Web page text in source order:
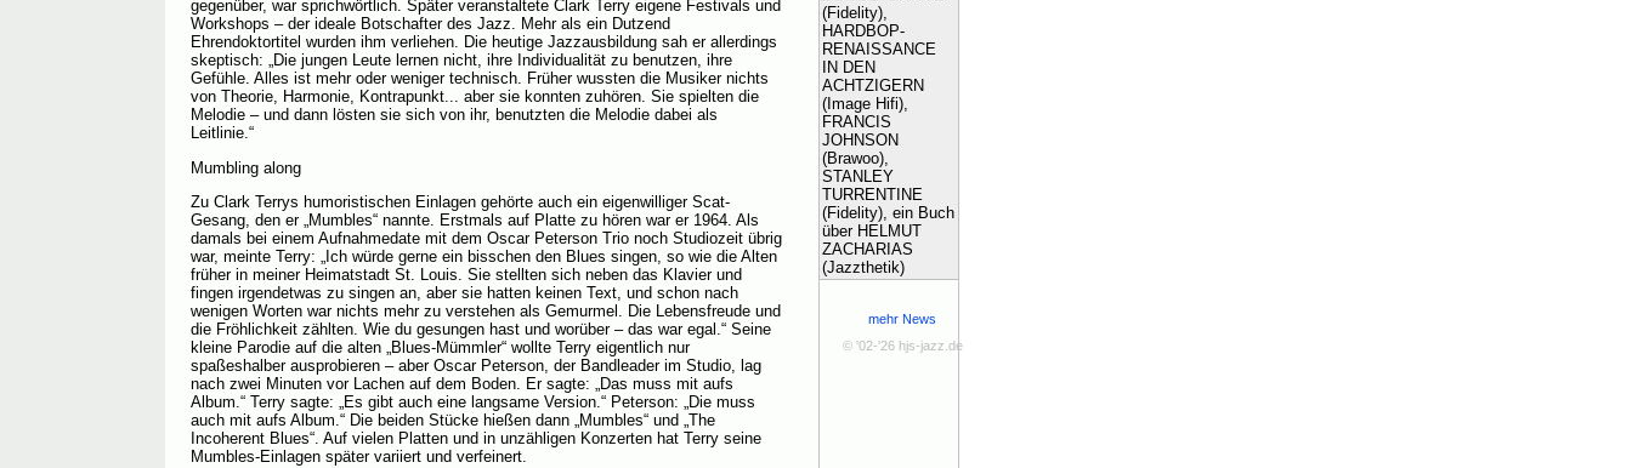
gegenüber, war sprichwörtlich. Später veranstaltete Clark Terry eigene Festivals und
Workshops – der ideale Botschafter des Jazz. Mehr als ein Dutzend
Ehrendoktortitel wurden ihm verliehen. Die heutige Jazzausbildung sah er allerdings
skeptisch: „Die jungen Leute lernen nicht, ihre Individualität zu benutzen, ihre
Gefühle. Alles ist mehr oder weniger technisch. Früher wussten die Musiker nichts
von Theorie, Harmonie, Kontrapunkt... aber sie konnten zuhören. Sie spielten die
Melodie – und dann lösten sie sich von ihr, benutzten die Melodie dabei als
Leitlinie.“
Mumbling along
Zu Clark Terrys humoristischen Einlagen gehörte auch ein eigenwilliger Scat-
Gesang, den er „Mumbles“ nannte. Erstmals auf Platte zu hören war er 1964. Als
damals bei einem Aufnahmedate mit dem Oscar Peterson Trio noch Studiozeit übrig
war, meinte Terry: „Ich würde gerne ein bisschen den Blues singen, so wie die Alten
früher in meiner Heimatstadt St. Louis. Sie stellten sich neben das Klavier und
fingen irgendetwas zu singen an, aber sie hatten keinen Text, und schon nach
wenigen Worten war nichts mehr zu verstehen als Gemurmel. Die Lebensfreude und
die Fröhlichkeit zählten. Wie du gesungen hast und worüber – das war egal.“ Seine
kleine Parodie auf die alten „Blues-Mümmler“ wollte Terry eigentlich nur
spaßeshalber ausprobieren – aber Oscar Peterson, der Bandleader im Studio, lag
nach zwei Minuten vor Lachen auf dem Boden. Er sagte: „Das muss mit aufs
Album.“ Terry sagte: „Es gibt auch eine langsame Version.“ Peterson: „Die muss
auch mit aufs Album.“ Die beiden Stücke hießen dann „Mumbles“ und „The
Incoherent Blues“. Auf vielen Platten und in unzähligen Konzerten hat Terry seine
Mumbles-Einlagen später variiert und verfeinert.
(Fidelity),
HARDBOP-
RENAISSANCE
IN DEN
ACHTZIGERN
(Image Hifi),
FRANCIS
JOHNSON
(Brawoo),
STANLEY
TURRENTINE
(Fidelity), ein Buch
über HELMUT
ZACHARIAS
(Jazzthetik)
mehr News
© '02-'26 hjs-jazz.de